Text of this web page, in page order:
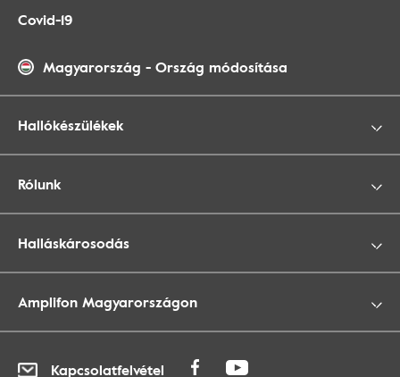
Covid-19
Magyarország - Ország módosítása
Hallókészülékek
Rólunk
Halláskárosodás
Amplifon Magyarországon
Kapcsolatfelvétel